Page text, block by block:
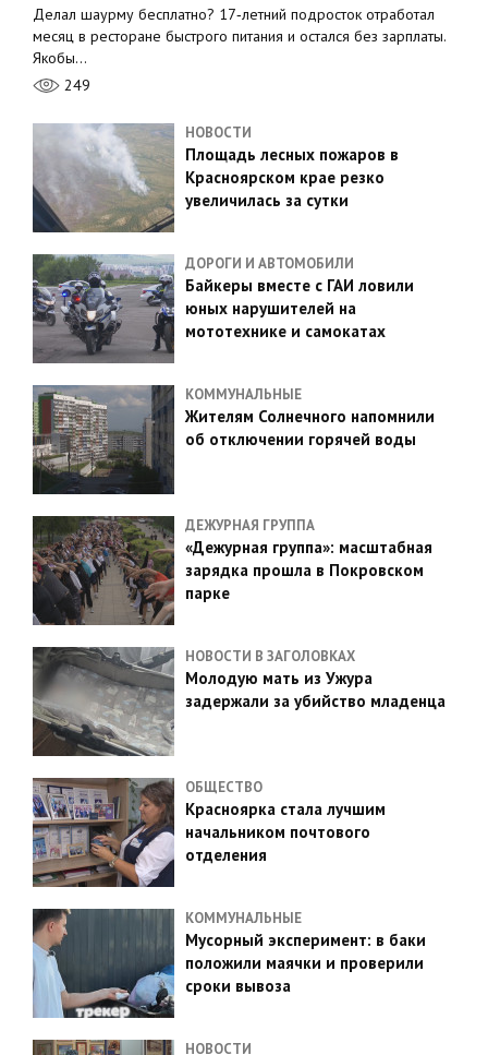
Делал шаурму бесплатно? 17‑летний подросток отработал
месяц в ресторане быстрого питания и остался без зарплаты.
Якобы…
249
НОВОСТИ
Площадь лесных пожаров в
Красноярском крае резко
увеличилась за сутки
ДОРОГИ И АВТОМОБИЛИ
Байкеры вместе с ГАИ ловили
юных нарушителей на
мототехнике и самокатах
КОММУНАЛЬНЫЕ
Жителям Солнечного напомнили
об отключении горячей воды
ДЕЖУРНАЯ ГРУППА
«Дежурная группа»: масштабная
зарядка прошла в Покровском
парке
НОВОСТИ В ЗАГОЛОВКАХ
Молодую мать из Ужура
задержали за убийство младенца
ОБЩЕСТВО
Красноярка стала лучшим
начальником почтового
отделения
КОММУНАЛЬНЫЕ
Мусорный эксперимент: в баки
положили маячки и проверили
сроки вывоза
НОВОСТИ